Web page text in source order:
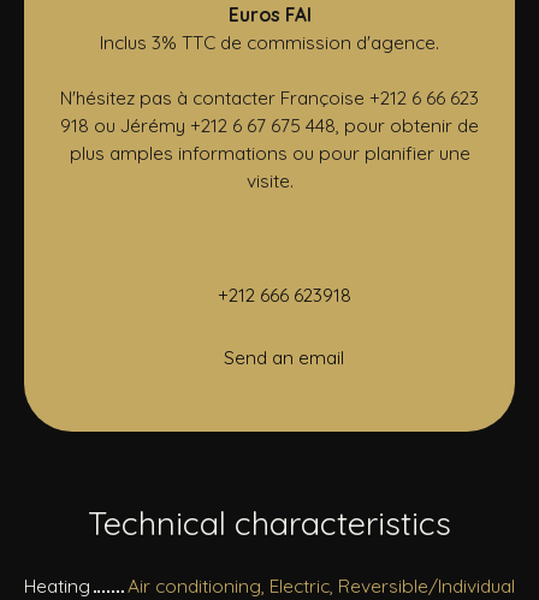
Euros FAI
Inclus 3% TTC de commission d'agence.
N'hésitez pas à contacter Françoise +212 6 66 623
918 ou Jérémy +212 6 67 675 448, pour obtenir de
plus amples informations ou pour planifier une
visite.
+212 666 623918
Send an email
Technical characteristics
Heating
Air conditioning, Electric, Reversible/Individual